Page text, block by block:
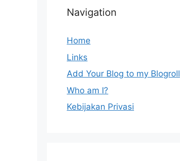
Navigation
Home
Links
Add Your Blog to my Blogroll
Who am I?
Kebijakan Privasi